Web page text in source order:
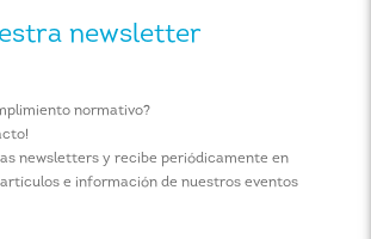
newsletter
normativo?
newsletters y recibe periódicamente en
e información de nuestros eventos